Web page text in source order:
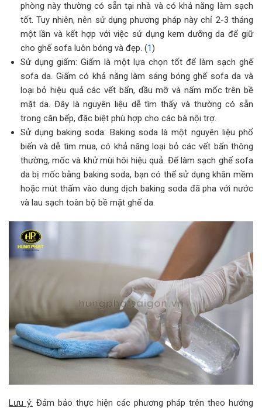
phòng này thường có sẵn tại nhà và có khả năng làm sạch
tốt. Tuy nhiên, nên sử dụng phương pháp này chỉ 2-3 tháng
một lần và kết hợp với việc sử dụng kem dưỡng da để giữ
cho ghế sofa luôn bóng và đẹp. (1)
Sử dụng giấm: Giấm là một lựa chọn tốt để làm sạch ghế
sofa da. Giấm có khả năng làm sáng bóng ghế sofa da và
loại bỏ hiệu quả các vết bẩn, dầu mỡ và nấm mốc trên bề
mặt da. Đây là nguyên liệu dễ tìm thấy và thường có sẵn
trong căn bếp, đặc biệt phù hợp cho các bà nội trợ.
Sử dụng baking soda: Baking soda là một nguyên liệu phổ
biến và dễ tìm mua, có khả năng loại bỏ các vết bẩn thông
thường, mốc và khử mùi hôi hiệu quả. Để làm sạch ghế sofa
da bị mốc bằng baking soda, bạn có thể sử dụng khăn mềm
hoặc mút thấm vào dung dịch baking soda đã pha với nước
và lau sạch toàn bộ bề mặt ghế da.
Lưu ý: Đảm bảo thực hiện các phương pháp trên theo hướng